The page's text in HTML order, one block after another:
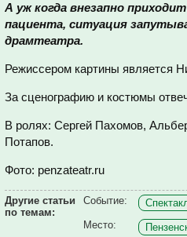
А уж когда внезапно
пациента, ситуация
драмтеатра.
Режиссером картины является
За сценографию и костюмы
В ролях: Сергей Пахомов,
Потапов.
Фото: penzateatr.ru
Другие статьи
по темам:
Событие:
Место: